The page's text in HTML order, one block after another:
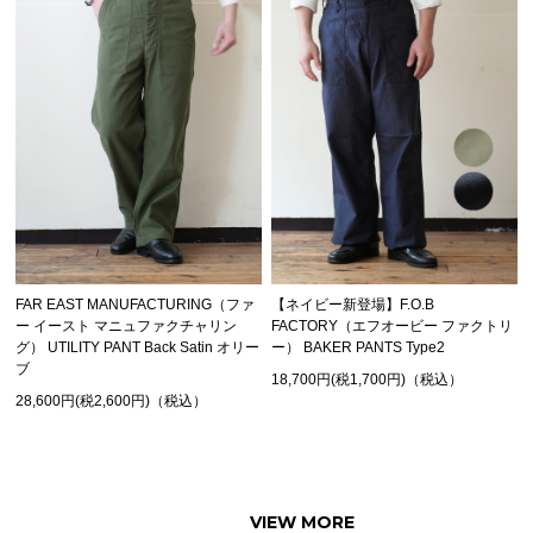
FAR EAST MANUFACTURING（ファ
ー イースト マニュファクチャリン
グ） UTILITY PANT Back Satin オリー
ブ
28,600円(税2,600円)（税込）
【ネイビー新登場】F.O.B
FACTORY（エフオービー ファクトリ
ー） BAKER PANTS Type2
18,700円(税1,700円)（税込）
VIEW MORE